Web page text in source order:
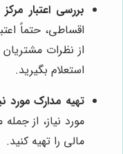
بررسی اعتبار
اقساطی، حتماً
از نظرات مشتریان
استعلام بگیرید.
تهیه مدارک مورد
مورد نیاز، از
مالی را تهیه کنید.